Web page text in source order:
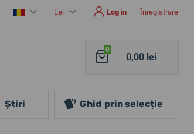
Lei Log in Înregistrare
0
0,00 lei
Ştiri Ghid prin selecție